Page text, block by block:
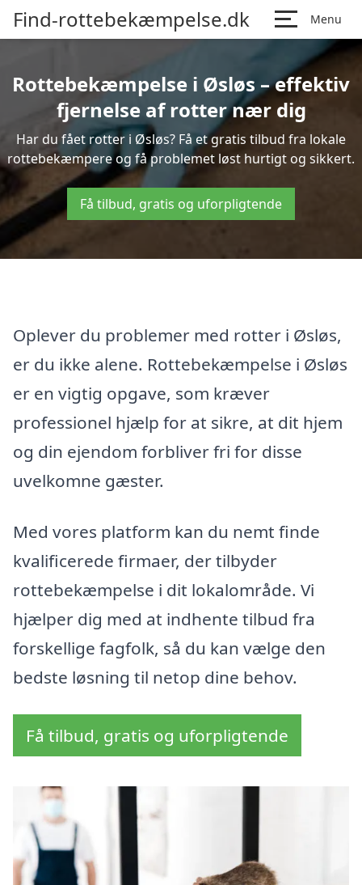
Find-rottebekæmpelse.dk Menu
Rottebekæmpelse i Øsløs – effektiv
fjernelse af rotter nær dig
Har du fået rotter i Øsløs? Få et gratis tilbud fra lokale
rottebekæmpere og få problemet løst hurtigt og sikkert.
Få tilbud, gratis og uforpligtende
Oplever du problemer med rotter i Øsløs,
er du ikke alene. Rottebekæmpelse i Øsløs
er en vigtig opgave, som kræver
professionel hjælp for at sikre, at dit hjem
og din ejendom forbliver fri for disse
uvelkomne gæster.
Med vores platform kan du nemt finde
kvalificerede firmaer, der tilbyder
rottebekæmpelse i dit lokalområde. Vi
hjælper dig med at indhente tilbud fra
forskellige fagfolk, så du kan vælge den
bedste løsning til netop dine behov.
Få tilbud, gratis og uforpligtende